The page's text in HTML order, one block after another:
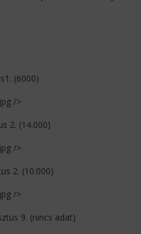
(6000)
/>
2. (14.000)
/>
2. (10.000)
/>
9. (nincs adat)